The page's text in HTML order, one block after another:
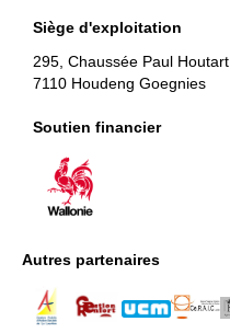
Siège d'exploitation
295, Chaussée Paul Houtart
7110 Houdeng Goegnies
Soutien financier
Autres partenaires